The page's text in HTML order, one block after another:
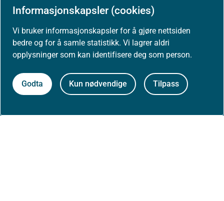
Informasjonskapsler (cookies)
Vi bruker informasjonskapsler for å gjøre nettsiden
bedre og for å samle statistikk. Vi lagrer aldri
opplysninger som kan identifisere deg som person.
Godta Kun nødvendige Tilpass
Aktuelt
Nyheter
Høringer